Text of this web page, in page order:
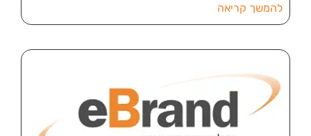
להמשך קריאה